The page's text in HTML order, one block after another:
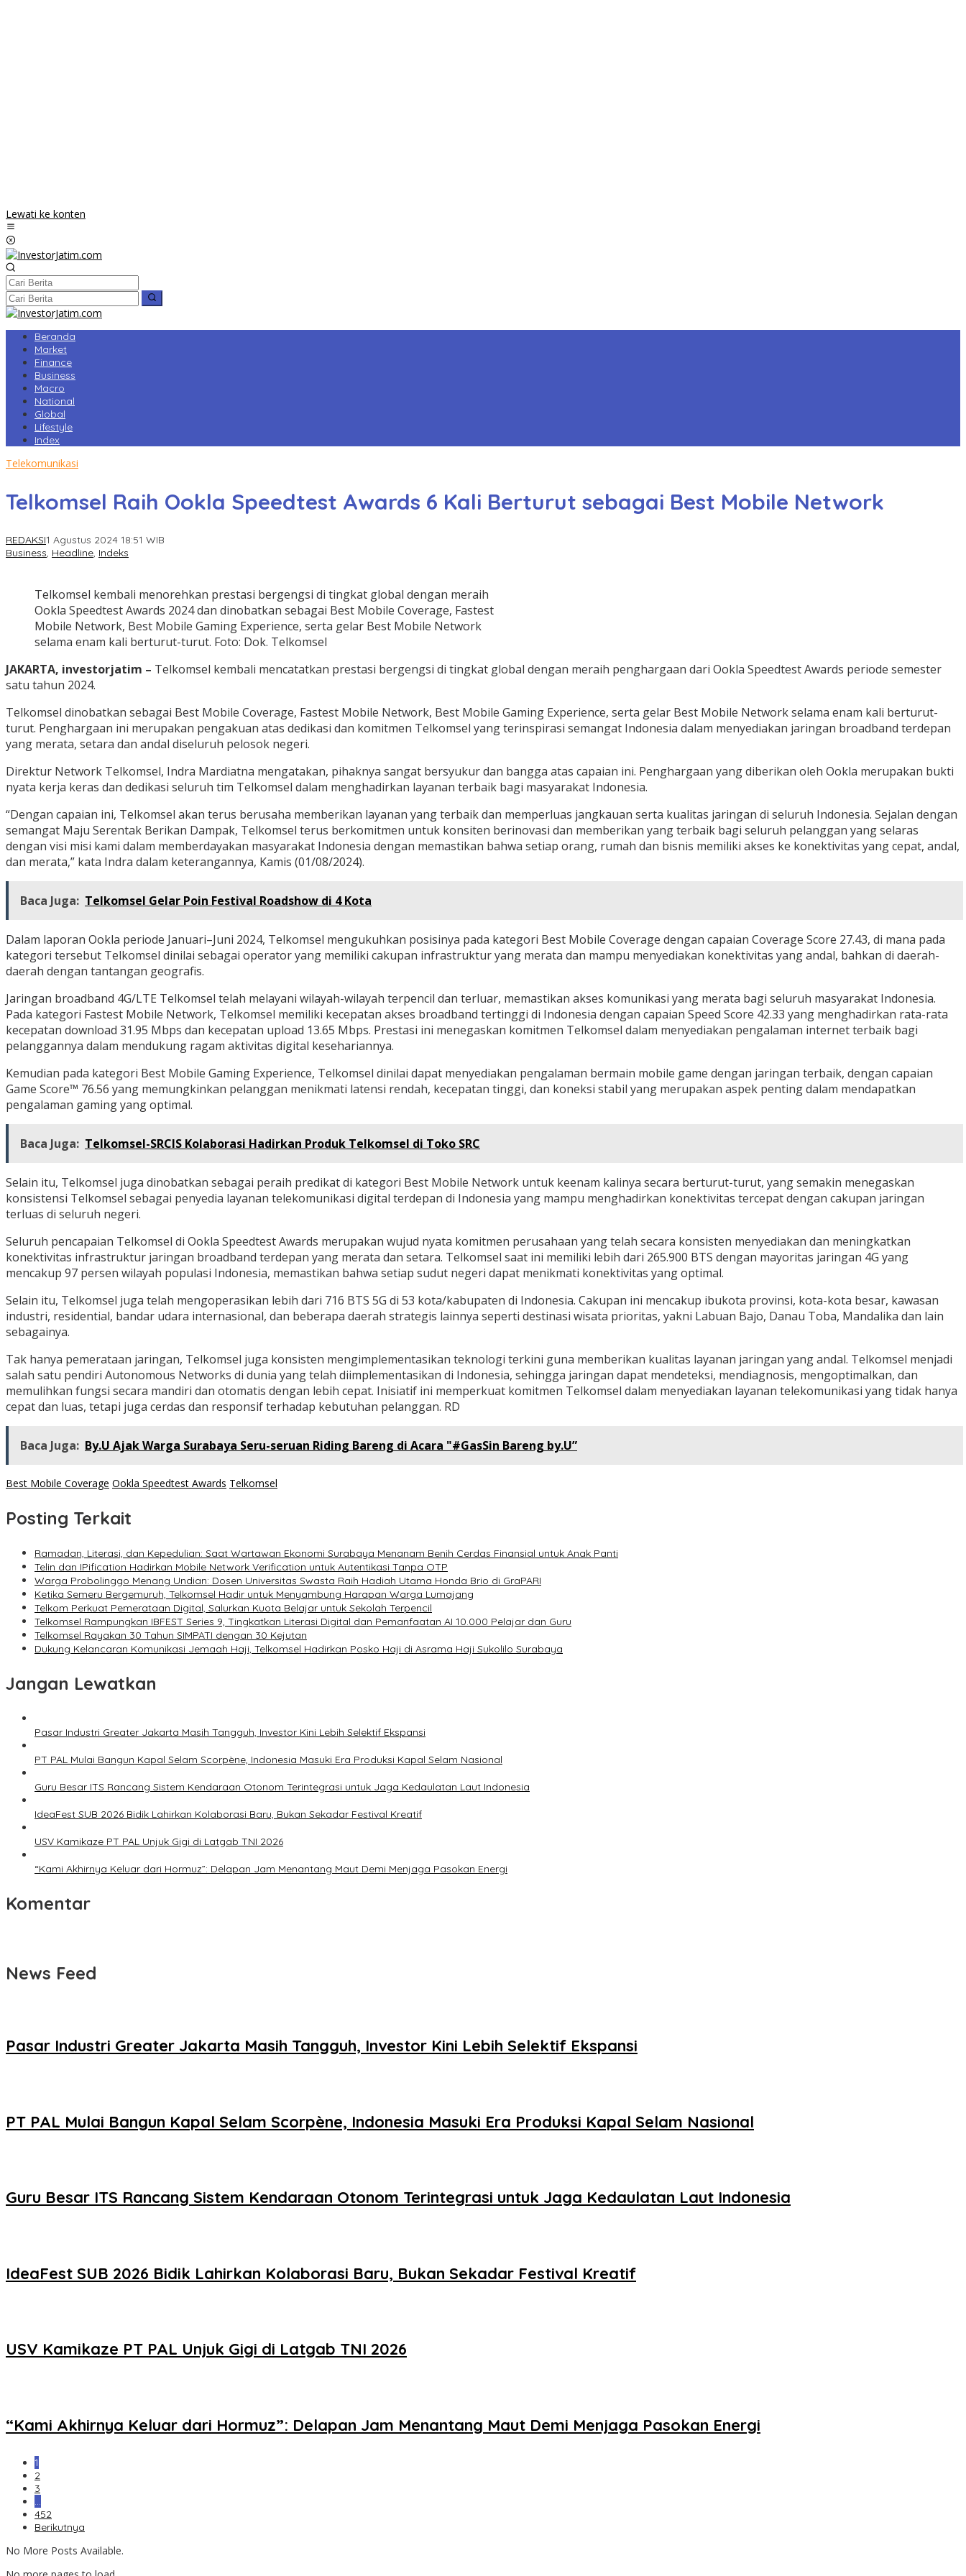
Lewati ke konten
Beranda
Market
Finance
Business
Macro
National
Global
Lifestyle
Index
Telekomunikasi
Telkomsel Raih Ookla Speedtest Awards 6 Kali Berturut sebagai Best Mobile Network
REDAKSI1 Agustus 2024 18:51 WIB
Business, Headline, Indeks
Telkomsel kembali menorehkan prestasi bergengsi di tingkat global dengan meraih
Ookla Speedtest Awards 2024 dan dinobatkan sebagai Best Mobile Coverage, Fastest
Mobile Network, Best Mobile Gaming Experience, serta gelar Best Mobile Network
selama enam kali berturut-turut. Foto: Dok. Telkomsel
JAKARTA, investorjatim – Telkomsel kembali mencatatkan prestasi bergengsi di tingkat global dengan meraih penghargaan dari Ookla Speedtest Awards periode semester
satu tahun 2024.
Telkomsel dinobatkan sebagai Best Mobile Coverage, Fastest Mobile Network, Best Mobile Gaming Experience, serta gelar Best Mobile Network selama enam kali berturut-
turut. Penghargaan ini merupakan pengakuan atas dedikasi dan komitmen Telkomsel yang terinspirasi semangat Indonesia dalam menyediakan jaringan broadband terdepan
yang merata, setara dan andal diseluruh pelosok negeri.
Direktur Network Telkomsel, Indra Mardiatna mengatakan, pihaknya sangat bersyukur dan bangga atas capaian ini. Penghargaan yang diberikan oleh Ookla merupakan bukti
nyata kerja keras dan dedikasi seluruh tim Telkomsel dalam menghadirkan layanan terbaik bagi masyarakat Indonesia.
“Dengan capaian ini, Telkomsel akan terus berusaha memberikan layanan yang terbaik dan memperluas jangkauan serta kualitas jaringan di seluruh Indonesia. Sejalan dengan
semangat Maju Serentak Berikan Dampak, Telkomsel terus berkomitmen untuk konsiten berinovasi dan memberikan yang terbaik bagi seluruh pelanggan yang selaras
dengan visi misi kami dalam memberdayakan masyarakat Indonesia dengan memastikan bahwa setiap orang, rumah dan bisnis memiliki akses ke konektivitas yang cepat, andal,
dan merata,” kata Indra dalam keterangannya, Kamis (01/08/2024).
Baca Juga: Telkomsel Gelar Poin Festival Roadshow di 4 Kota
Dalam laporan Ookla periode Januari–Juni 2024, Telkomsel mengukuhkan posisinya pada kategori Best Mobile Coverage dengan capaian Coverage Score 27.43, di mana pada
kategori tersebut Telkomsel dinilai sebagai operator yang memiliki cakupan infrastruktur yang merata dan mampu menyediakan konektivitas yang andal, bahkan di daerah-
daerah dengan tantangan geografis.
Jaringan broadband 4G/LTE Telkomsel telah melayani wilayah-wilayah terpencil dan terluar, memastikan akses komunikasi yang merata bagi seluruh masyarakat Indonesia.
Pada kategori Fastest Mobile Network, Telkomsel memiliki kecepatan akses broadband tertinggi di Indonesia dengan capaian Speed Score 42.33 yang menghadirkan rata-rata
kecepatan download 31.95 Mbps dan kecepatan upload 13.65 Mbps. Prestasi ini menegaskan komitmen Telkomsel dalam menyediakan pengalaman internet terbaik bagi
pelanggannya dalam mendukung ragam aktivitas digital kesehariannya.
Kemudian pada kategori Best Mobile Gaming Experience, Telkomsel dinilai dapat menyediakan pengalaman bermain mobile game dengan jaringan terbaik, dengan capaian
Game Score™ 76.56 yang memungkinkan pelanggan menikmati latensi rendah, kecepatan tinggi, dan koneksi stabil yang merupakan aspek penting dalam mendapatkan
pengalaman gaming yang optimal.
Baca Juga: Telkomsel-SRCIS Kolaborasi Hadirkan Produk Telkomsel di Toko SRC
Selain itu, Telkomsel juga dinobatkan sebagai peraih predikat di kategori Best Mobile Network untuk keenam kalinya secara berturut-turut, yang semakin menegaskan
konsistensi Telkomsel sebagai penyedia layanan telekomunikasi digital terdepan di Indonesia yang mampu menghadirkan konektivitas tercepat dengan cakupan jaringan
terluas di seluruh negeri.
Seluruh pencapaian Telkomsel di Ookla Speedtest Awards merupakan wujud nyata komitmen perusahaan yang telah secara konsisten menyediakan dan meningkatkan
konektivitas infrastruktur jaringan broadband terdepan yang merata dan setara. Telkomsel saat ini memiliki lebih dari 265.900 BTS dengan mayoritas jaringan 4G yang
mencakup 97 persen wilayah populasi Indonesia, memastikan bahwa setiap sudut negeri dapat menikmati konektivitas yang optimal.
Selain itu, Telkomsel juga telah mengoperasikan lebih dari 716 BTS 5G di 53 kota/kabupaten di Indonesia. Cakupan ini mencakup ibukota provinsi, kota-kota besar, kawasan
industri, residential, bandar udara internasional, dan beberapa daerah strategis lainnya seperti destinasi wisata prioritas, yakni Labuan Bajo, Danau Toba, Mandalika dan lain
sebagainya.
Tak hanya pemerataan jaringan, Telkomsel juga konsisten mengimplementasikan teknologi terkini guna memberikan kualitas layanan jaringan yang andal. Telkomsel menjadi
salah satu pendiri Autonomous Networks di dunia yang telah diimplementasikan di Indonesia, sehingga jaringan dapat mendeteksi, mendiagnosis, mengoptimalkan, dan
memulihkan fungsi secara mandiri dan otomatis dengan lebih cepat. Inisiatif ini memperkuat komitmen Telkomsel dalam menyediakan layanan telekomunikasi yang tidak hanya
cepat dan luas, tetapi juga cerdas dan responsif terhadap kebutuhan pelanggan. RD
Baca Juga: By.U Ajak Warga Surabaya Seru-seruan Riding Bareng di Acara "#GasSin Bareng by.U”
Best Mobile Coverage Ookla Speedtest Awards Telkomsel
Posting Terkait
Ramadan, Literasi, dan Kepedulian: Saat Wartawan Ekonomi Surabaya Menanam Benih Cerdas Finansial untuk Anak Panti
Telin dan IPification Hadirkan Mobile Network Verification untuk Autentikasi Tanpa OTP
Warga Probolinggo Menang Undian: Dosen Universitas Swasta Raih Hadiah Utama Honda Brio di GraPARI
Ketika Semeru Bergemuruh, Telkomsel Hadir untuk Menyambung Harapan Warga Lumajang
Telkom Perkuat Pemerataan Digital, Salurkan Kuota Belajar untuk Sekolah Terpencil
Telkomsel Rampungkan IBFEST Series 9, Tingkatkan Literasi Digital dan Pemanfaatan AI 10.000 Pelajar dan Guru
Telkomsel Rayakan 30 Tahun SIMPATI dengan 30 Kejutan
Dukung Kelancaran Komunikasi Jemaah Haji, Telkomsel Hadirkan Posko Haji di Asrama Haji Sukolilo Surabaya
Jangan Lewatkan
Pasar Industri Greater Jakarta Masih Tangguh, Investor Kini Lebih Selektif Ekspansi
PT PAL Mulai Bangun Kapal Selam Scorpène, Indonesia Masuki Era Produksi Kapal Selam Nasional
Guru Besar ITS Rancang Sistem Kendaraan Otonom Terintegrasi untuk Jaga Kedaulatan Laut Indonesia
IdeaFest SUB 2026 Bidik Lahirkan Kolaborasi Baru, Bukan Sekadar Festival Kreatif
USV Kamikaze PT PAL Unjuk Gigi di Latgab TNI 2026
“Kami Akhirnya Keluar dari Hormuz”: Delapan Jam Menantang Maut Demi Menjaga Pasokan Energi
Komentar
News Feed
Pasar Industri Greater Jakarta Masih Tangguh, Investor Kini Lebih Selektif Ekspansi
PT PAL Mulai Bangun Kapal Selam Scorpène, Indonesia Masuki Era Produksi Kapal Selam Nasional
Guru Besar ITS Rancang Sistem Kendaraan Otonom Terintegrasi untuk Jaga Kedaulatan Laut Indonesia
IdeaFest SUB 2026 Bidik Lahirkan Kolaborasi Baru, Bukan Sekadar Festival Kreatif
USV Kamikaze PT PAL Unjuk Gigi di Latgab TNI 2026
“Kami Akhirnya Keluar dari Hormuz”: Delapan Jam Menantang Maut Demi Menjaga Pasokan Energi
1
2
3
…
452
Berikutnya
No More Posts Available.